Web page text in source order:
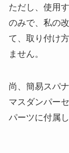
ただし、使用
のみで、私の
て、取り付け
ません。
尚、簡易スパ
マスダンパー
パーツに付属